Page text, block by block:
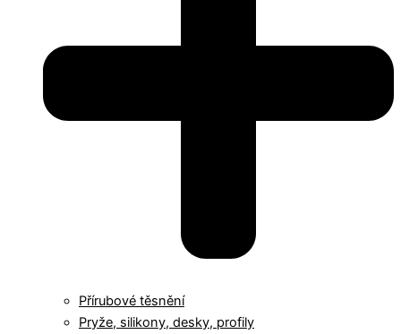
Přírubové těsnění
Pryže, silikony, desky, profily